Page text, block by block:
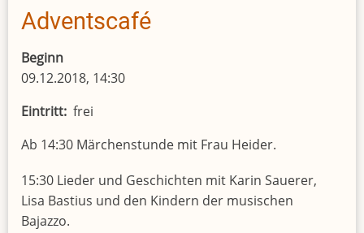
Adventscafé
Beginn
09.12.2018, 14:30
Eintritt frei
Ab 14:30 Märchenstunde mit Frau Heider.
15:30 Lieder und Geschichten mit Karin Sauerer,
Lisa Bastius und den Kindern der musischen
Bajazzo.